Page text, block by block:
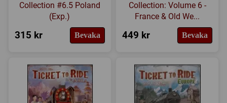
Collection #6.5 Poland
(Exp.)
315 kr Bevaka
Collection: Volume 6 -
France & Old We...
449 kr Bevaka